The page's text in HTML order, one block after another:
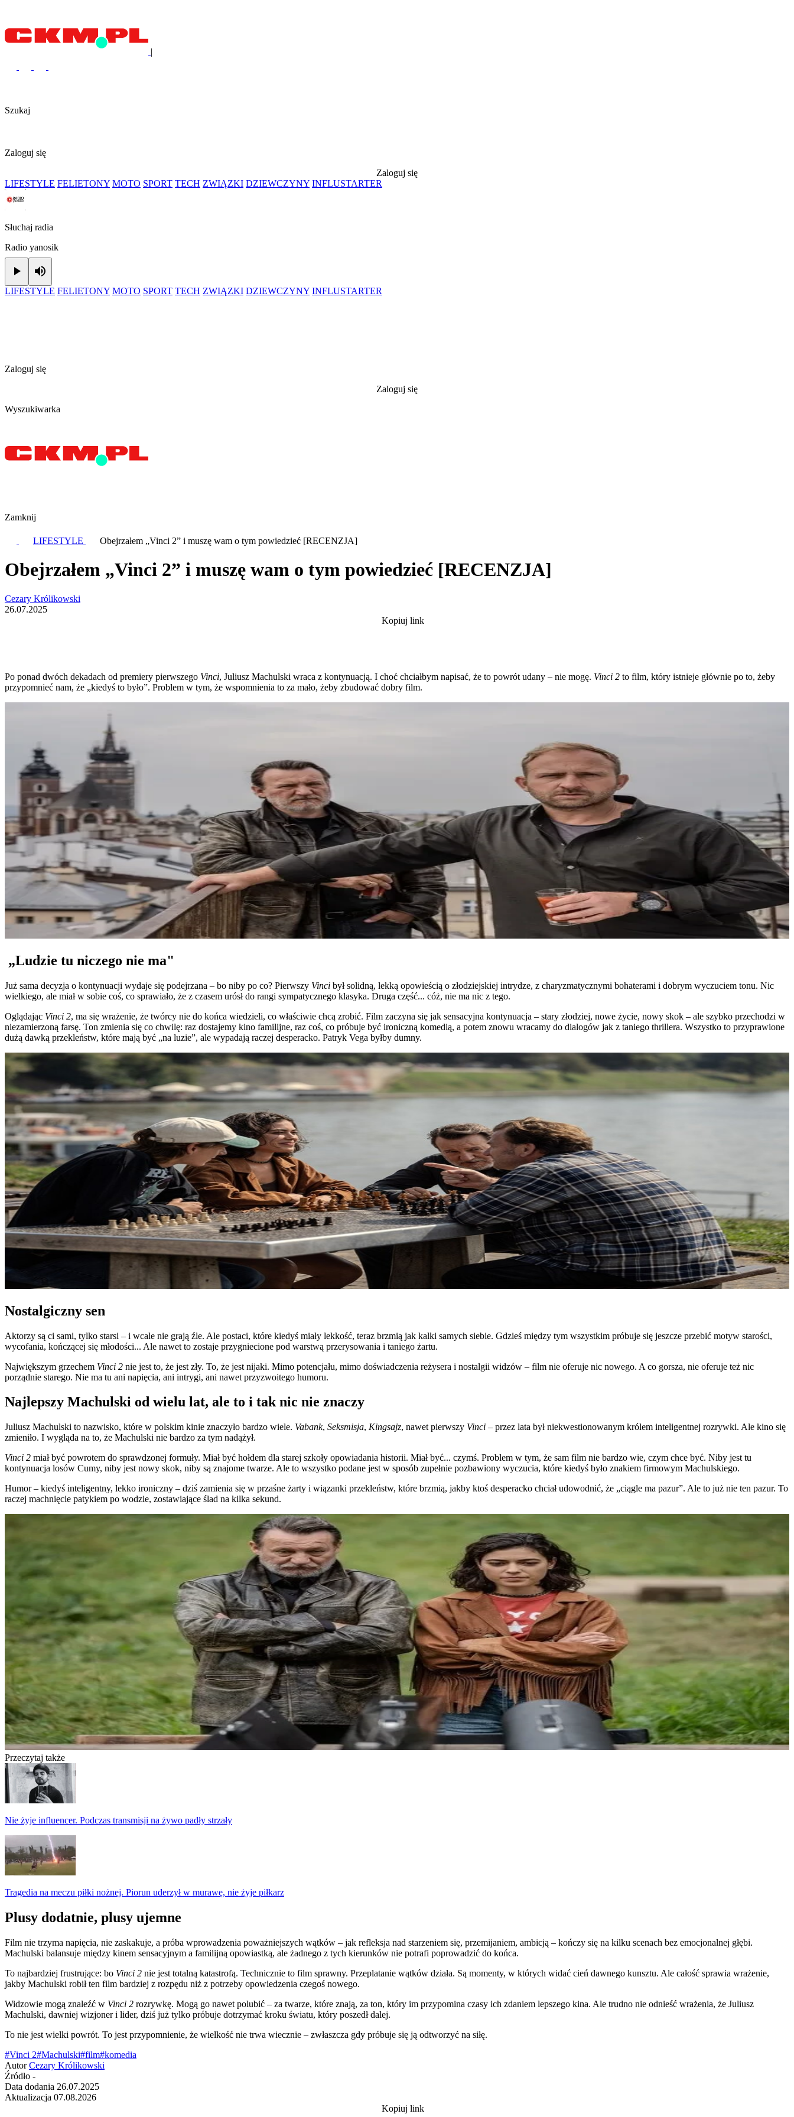
|
Szukaj
Zaloguj się
Zaloguj się
LIFESTYLE FELIETONY MOTO SPORT TECH ZWIĄZKI DZIEWCZYNY INFLUSTARTER
Słuchaj radia
Radio yanosik
Play
LIFESTYLE FELIETONY MOTO SPORT TECH ZWIĄZKI DZIEWCZYNY INFLUSTARTER
Zaloguj się
Zaloguj się
Wyszukiwarka
Zamknij
LIFESTYLE Obejrzałem „Vinci 2” i muszę wam o tym powiedzieć [RECENZJA]
Obejrzałem „Vinci 2” i muszę wam o tym powiedzieć [RECENZJA]
Cezary Królikowski
26.07.2025
Kopiuj link
Po ponad dwóch dekadach od premiery pierwszego Vinci, Juliusz Machulski wraca z kontynuacją. I choć chciałbym napisać, że to powrót udany – nie mogę. Vinci 2 to film, który istnieje głównie po to, żeby
przypomnieć nam, że „kiedyś to było”. Problem w tym, że wspomnienia to za mało, żeby zbudować dobry film.
„Ludzie tu niczego nie ma"
Już sama decyzja o kontynuacji wydaje się podejrzana – bo niby po co? Pierwszy Vinci był solidną, lekką opowieścią o złodziejskiej intrydze, z charyzmatycznymi bohaterami i dobrym wyczuciem tonu. Nic
wielkiego, ale miał w sobie coś, co sprawiało, że z czasem urósł do rangi sympatycznego klasyka. Druga część... cóż, nie ma nic z tego.
Oglądając Vinci 2, ma się wrażenie, że twórcy nie do końca wiedzieli, co właściwie chcą zrobić. Film zaczyna się jak sensacyjna kontynuacja – stary złodziej, nowe życie, nowy skok – ale szybko przechodzi w
niezamierzoną farsę. Ton zmienia się co chwilę: raz dostajemy kino familijne, raz coś, co próbuje być ironiczną komedią, a potem znowu wracamy do dialogów jak z taniego thrillera. Wszystko to przyprawione
dużą dawką przekleństw, które mają być „na luzie”, ale wypadają raczej desperacko. Patryk Vega byłby dumny.
Nostalgiczny sen
Aktorzy są ci sami, tylko starsi – i wcale nie grają źle. Ale postaci, które kiedyś miały lekkość, teraz brzmią jak kalki samych siebie. Gdzieś między tym wszystkim próbuje się jeszcze przebić motyw starości,
wycofania, kończącej się młodości... Ale nawet to zostaje przygniecione pod warstwą przerysowania i taniego żartu.
Największym grzechem Vinci 2 nie jest to, że jest zły. To, że jest nijaki. Mimo potencjału, mimo doświadczenia reżysera i nostalgii widzów – film nie oferuje nic nowego. A co gorsza, nie oferuje też nic
porządnie starego. Nie ma tu ani napięcia, ani intrygi, ani nawet przyzwoitego humoru.
Najlepszy Machulski od wielu lat, ale to i tak nic nie znaczy
Juliusz Machulski to nazwisko, które w polskim kinie znaczyło bardzo wiele. Vabank, Seksmisja, Kingsajz, nawet pierwszy Vinci – przez lata był niekwestionowanym królem inteligentnej rozrywki. Ale kino się
zmieniło. I wygląda na to, że Machulski nie bardzo za tym nadążył.
Vinci 2 miał być powrotem do sprawdzonej formuły. Miał być hołdem dla starej szkoły opowiadania historii. Miał być... czymś. Problem w tym, że sam film nie bardzo wie, czym chce być. Niby jest tu
kontynuacja losów Cumy, niby jest nowy skok, niby są znajome twarze. Ale to wszystko podane jest w sposób zupełnie pozbawiony wyczucia, które kiedyś było znakiem firmowym Machulskiego.
Humor – kiedyś inteligentny, lekko ironiczny – dziś zamienia się w przaśne żarty i wiązanki przekleństw, które brzmią, jakby ktoś desperacko chciał udowodnić, że „ciągle ma pazur”. Ale to już nie ten pazur. To
raczej machnięcie patykiem po wodzie, zostawiające ślad na kilka sekund.
Przeczytaj także
Nie żyje influencer. Podczas transmisji na żywo padły strzały
Tragedia na meczu piłki nożnej. Piorun uderzył w murawę, nie żyje piłkarz
Plusy dodatnie, plusy ujemne
Film nie trzyma napięcia, nie zaskakuje, a próba wprowadzenia poważniejszych wątków – jak refleksja nad starzeniem się, przemijaniem, ambicją – kończy się na kilku scenach bez emocjonalnej głębi.
Machulski balansuje między kinem sensacyjnym a familijną opowiastką, ale żadnego z tych kierunków nie potrafi poprowadzić do końca.
To najbardziej frustrujące: bo Vinci 2 nie jest totalną katastrofą. Technicznie to film sprawny. Przeplatanie wątków działa. Są momenty, w których widać cień dawnego kunsztu. Ale całość sprawia wrażenie,
jakby Machulski robił ten film bardziej z rozpędu niż z potrzeby opowiedzenia czegoś nowego.
Widzowie mogą znaleźć w Vinci 2 rozrywkę. Mogą go nawet polubić – za twarze, które znają, za ton, który im przypomina czasy ich zdaniem lepszego kina. Ale trudno nie odnieść wrażenia, że Juliusz
Machulski, dawniej wizjoner i lider, dziś już tylko próbuje dotrzymać kroku światu, który poszedł dalej.
To nie jest wielki powrót. To jest przypomnienie, że wielkość nie trwa wiecznie – zwłaszcza gdy próbuje się ją odtworzyć na siłę.
#Vinci 2#Machulski#film#komedia
Autor Cezary Królikowski
Źródło -
Data dodania 26.07.2025
Aktualizacja 07.08.2026
Kopiuj link